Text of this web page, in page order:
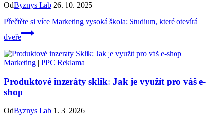
OdByznys Lab 26. 10. 2025
Přečtěte si více Marketing vysoká škola: Studium, které otevírá
dveře
Marketing | PPC Reklama
Produktové inzeráty sklik: Jak je využít pro váš e-
shop
OdByznys Lab 1. 3. 2026